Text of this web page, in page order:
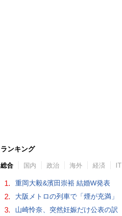
ランキング
総合 国内 政治 海外 経済 IT
1. 重岡大毅&濱田崇裕 結婚W発表
2. 大阪メトロの列車で「煙が充満」
3. 山崎怜奈、突然妊娠だけ公表の訳